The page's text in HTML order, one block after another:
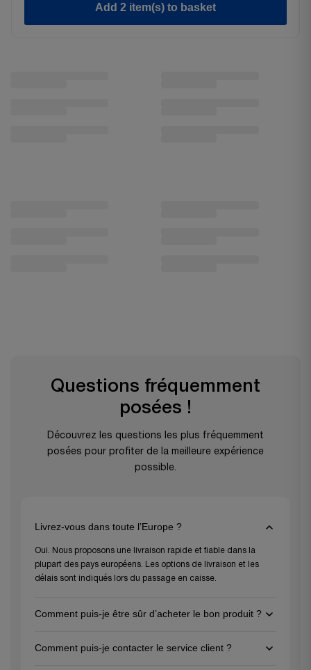
Add 2 item(s) to basket
Questions fréquemment
posées !
Découvrez les questions les plus fréquemment
posées pour profiter de la meilleure expérience
possible.
Livrez-vous dans toute l’Europe ?
Oui. Nous proposons une livraison rapide et fiable dans la
plupart des pays européens. Les options de livraison et les
délais sont indiqués lors du passage en caisse.
Comment puis-je être sûr d’acheter le bon produit ?
descriptions détaillées et les spécifications sur chaque page
Comment puis-je contacter le service client ?